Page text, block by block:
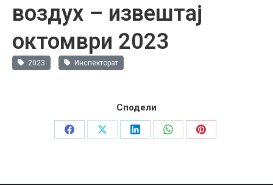
воздух – извештај
октомври 2023
2023 Инспекторат
Сподели
Share
Share
Share
Share
Share